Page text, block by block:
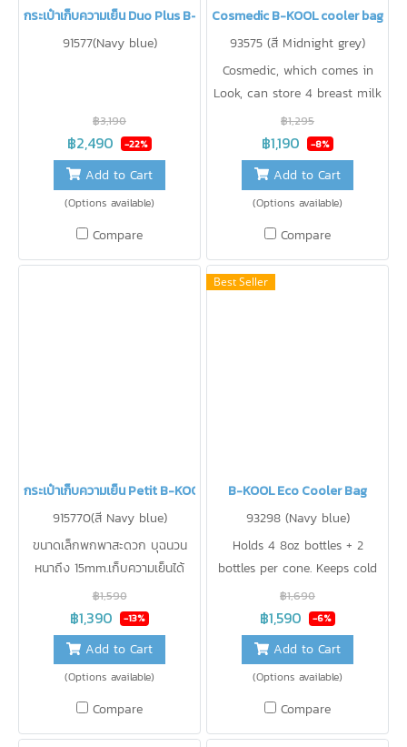
กระเป๋าเก็บความเย็น Duo Plus B-KOOL
91577(Navy blue)
฿3,190
฿2,490 -22%
Add to Cart
(Options available)
Compare
Cosmedic B-KOOL cooler bag
93575 (สี Midnight grey)
Cosmedic, which comes in
Look, can store 4 breast milk
bags / can store cosmetics,
keep cold 11.9 degrees for 17
hours.
฿1,295
฿1,190 -8%
Add to Cart
(Options available)
Compare
กระเป๋าเก็บความเย็น Petit B-KOOL
915770(สี Navy blue)
ขนาดเล็กพกพาสะดวก บุฉนวน
หนาถึง 15mm.เก็บความเย็นได้
13°C นาน 24 ชม. เก็บขวดนม 4oz
ได้ 4 ขวด หรือเก็บ กล่องเก็บ
กรวยปั๊ม Hands-free ได้
฿1,590
฿1,390 -13%
Add to Cart
(Options available)
Compare
Best Seller
B-KOOL Eco Cooler Bag
93298 (Navy blue)
Holds 4 8oz bottles + 2
bottles per cone. Keeps cold
at 13.3 degrees for 16 hours.
฿1,690
฿1,590 -6%
Add to Cart
(Options available)
Compare